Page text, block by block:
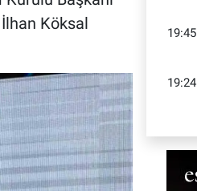
Köksal
19:45
19:24